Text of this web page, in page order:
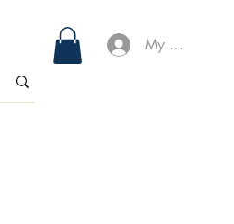
My Account